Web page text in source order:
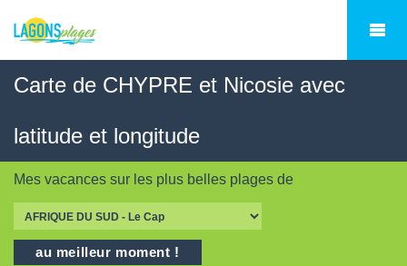
Carte de CHYPRE et Nicosie avec
latitude et longitude
Mes vacances sur les plus belles plages de
au meilleur moment !